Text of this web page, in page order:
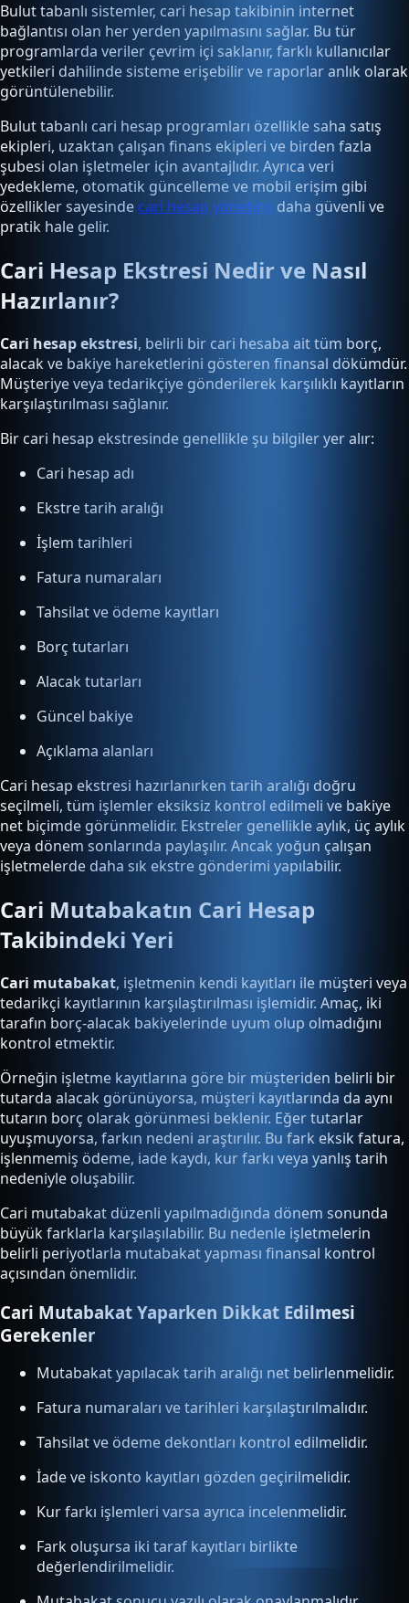
Bulut tabanlı sistemler, cari hesap takibinin internet
bağlantısı olan her yerden yapılmasını sağlar. Bu tür
programlarda veriler çevrim içi saklanır, farklı kullanıcılar
yetkileri dahilinde sisteme erişebilir ve raporlar anlık olarak
görüntülenebilir.
Bulut tabanlı cari hesap programları özellikle saha satış
ekipleri, uzaktan çalışan finans ekipleri ve birden fazla
şubesi olan işletmeler için avantajlıdır. Ayrıca veri
yedekleme, otomatik güncelleme ve mobil erişim gibi
özellikler sayesinde cari hesap yönetimi daha güvenli ve
pratik hale gelir.
Cari Hesap Ekstresi Nedir ve Nasıl
Hazırlanır?
Cari hesap ekstresi, belirli bir cari hesaba ait tüm borç,
alacak ve bakiye hareketlerini gösteren finansal dökümdür.
Müşteriye veya tedarikçiye gönderilerek karşılıklı kayıtların
karşılaştırılması sağlanır.
Bir cari hesap ekstresinde genellikle şu bilgiler yer alır:
Cari hesap adı
Ekstre tarih aralığı
İşlem tarihleri
Fatura numaraları
Tahsilat ve ödeme kayıtları
Borç tutarları
Alacak tutarları
Güncel bakiye
Açıklama alanları
Cari hesap ekstresi hazırlanırken tarih aralığı doğru
seçilmeli, tüm işlemler eksiksiz kontrol edilmeli ve bakiye
net biçimde görünmelidir. Ekstreler genellikle aylık, üç aylık
veya dönem sonlarında paylaşılır. Ancak yoğun çalışan
işletmelerde daha sık ekstre gönderimi yapılabilir.
Cari Mutabakatın Cari Hesap
Takibindeki Yeri
Cari mutabakat, işletmenin kendi kayıtları ile müşteri veya
tedarikçi kayıtlarının karşılaştırılması işlemidir. Amaç, iki
tarafın borç-alacak bakiyelerinde uyum olup olmadığını
kontrol etmektir.
Örneğin işletme kayıtlarına göre bir müşteriden belirli bir
tutarda alacak görünüyorsa, müşteri kayıtlarında da aynı
tutarın borç olarak görünmesi beklenir. Eğer tutarlar
uyuşmuyorsa, farkın nedeni araştırılır. Bu fark eksik fatura,
işlenmemiş ödeme, iade kaydı, kur farkı veya yanlış tarih
nedeniyle oluşabilir.
Cari mutabakat düzenli yapılmadığında dönem sonunda
büyük farklarla karşılaşılabilir. Bu nedenle işletmelerin
belirli periyotlarla mutabakat yapması finansal kontrol
açısından önemlidir.
Cari Mutabakat Yaparken Dikkat Edilmesi
Gerekenler
Mutabakat yapılacak tarih aralığı net belirlenmelidir.
Fatura numaraları ve tarihleri karşılaştırılmalıdır.
Tahsilat ve ödeme dekontları kontrol edilmelidir.
İade ve iskonto kayıtları gözden geçirilmelidir.
Kur farkı işlemleri varsa ayrıca incelenmelidir.
Fark oluşursa iki taraf kayıtları birlikte
değerlendirilmelidir.